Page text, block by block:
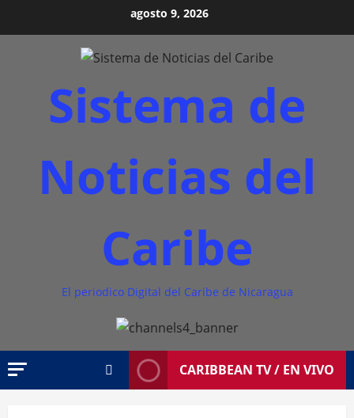
al
agosto 9, 2026
Sistema de
Noticias del
Caribe
El periodico Digital del Caribe de Nicaragua
CARIBBEAN TV / EN VIVO